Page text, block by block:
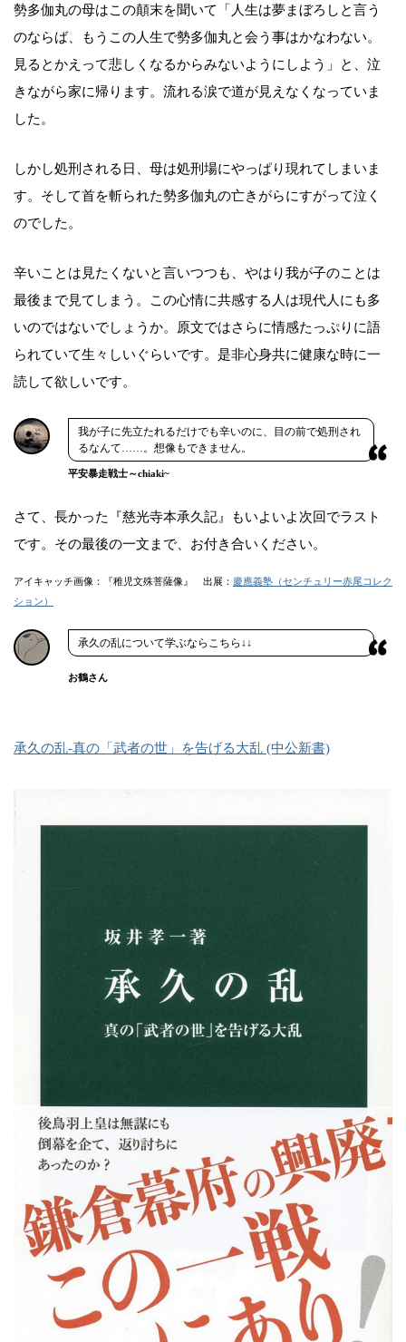
勢多伽丸の母はこの顛末を聞いて「人生は夢まぼろしと言う
のならば、もうこの人生で勢多伽丸と会う事はかなわない。
見るとかえって悲しくなるからみないようにしよう」と、泣
きながら家に帰ります。流れる涙で道が見えなくなっていま
した。
しかし処刑される日、母は処刑場にやっぱり現れてしまいま
す。そして首を斬られた勢多伽丸の亡きがらにすがって泣く
のでした。
辛いことは見たくないと言いつつも、やはり我が子のことは
最後まで見てしまう。この心情に共感する人は現代人にも多
いのではないでしょうか。原文ではさらに情感たっぷりに語
られていて生々しいぐらいです。是非心身共に健康な時に一
読して欲しいです。
我が子に先立たれるだけでも辛いのに、目の前で処刑され
るなんて……。想像もできません。
平安暴走戦士～chiaki~
さて、長かった『慈光寺本承久記』もいよいよ次回でラスト
です。その最後の一文まで、お付き合いください。
アイキャッチ画像：『稚児文殊菩薩像』 出展： 慶應義塾（センチュリー赤尾コレク
ション）
承久の乱について学ぶならこちら↓↓
お鶴さん
承久の乱-真の「武者の世」を告げる大乱 (中公新書)